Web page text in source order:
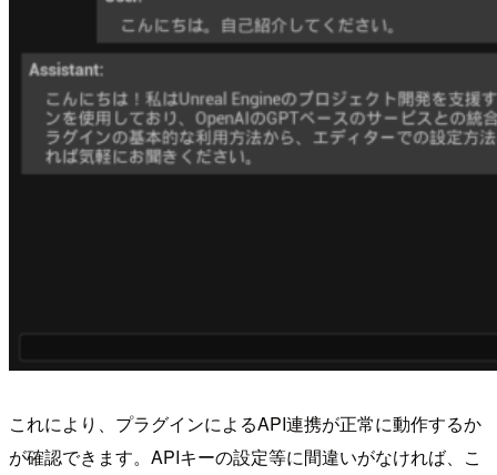
これにより、プラグインによるAPI連携が正常に動作するか
が確認できます。APIキーの設定等に間違いがなければ、こ